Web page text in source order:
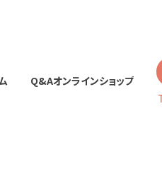
Q&Aオンラインショップ